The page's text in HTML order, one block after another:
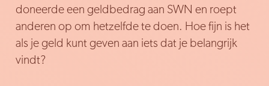
doneerde een geldbedrag aan SWN en roept
anderen op om hetzelfde te doen. Hoe fijn is het
als je geld kunt geven aan iets dat je belangrijk
vindt?